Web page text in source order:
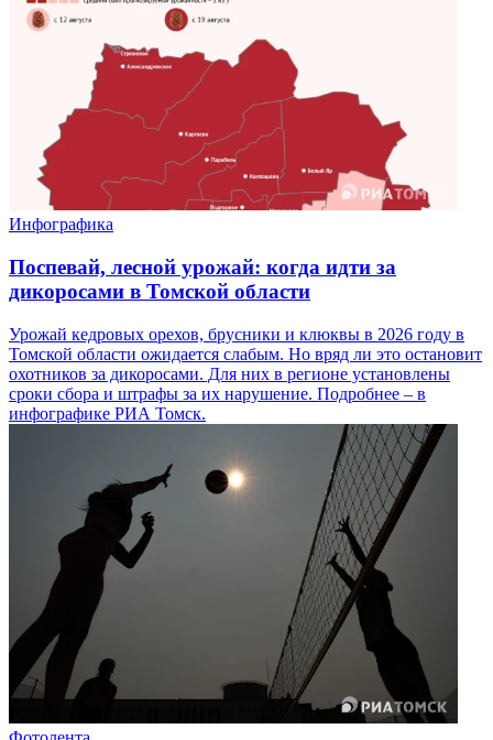
Инфографика
Поспевай, лесной урожай: когда идти за
дикоросами в Томской области
Урожай кедровых орехов, брусники и клюквы в 2026 году в
Томской области ожидается слабым. Но вряд ли это остановит
охотников за дикоросами. Для них в регионе установлены
сроки сбора и штрафы за их нарушение. Подробнее – в
инфографике РИА Томск.